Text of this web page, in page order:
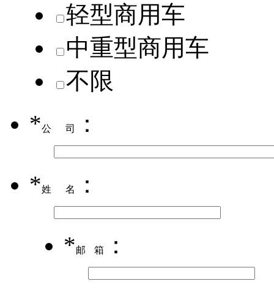
轻型商用车
中重型商用车
不限
*公司 ：
*姓名 ：
*邮箱 ：